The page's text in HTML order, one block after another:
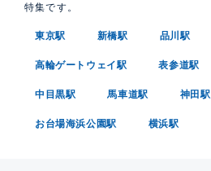
特集です。
東京駅 新橋駅 品川駅
高輪ゲートウェイ駅 表参道駅
中目黒駅 馬車道駅 神田駅
お台場海浜公園駅 横浜駅